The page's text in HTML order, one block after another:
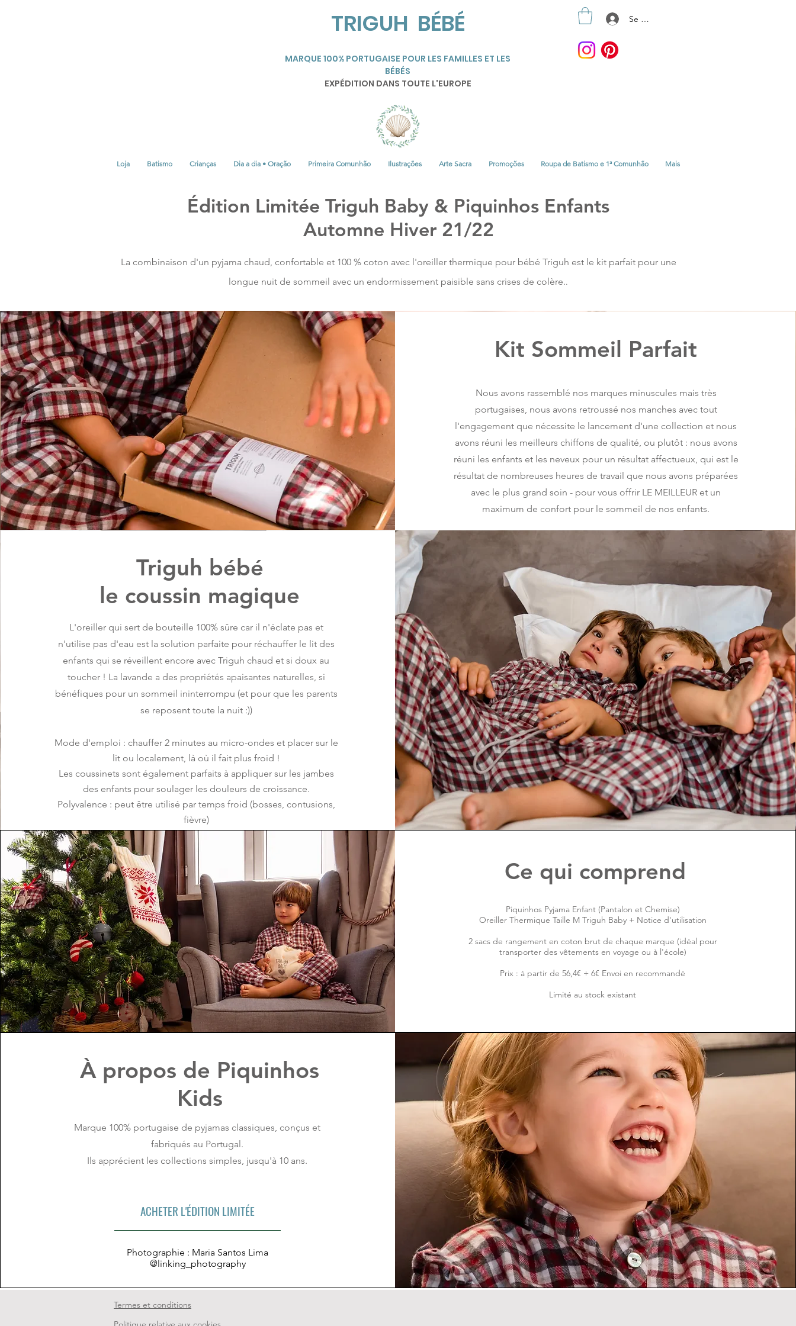
TRIGUH BÉBÉ
MARQUE 100% PORTUGAISE POUR LES FAMILLES ET LES
BÉBÉS
EXPÉDITION DANS TOUTE L'EUROPE
Se connecter
Loja Batismo Crianças Dia a dia • Oração Primeira Comunhão Ilustrações Arte Sacra Promoções Roupa de Batismo e 1ª Comunhão Mais
Édition Limitée Triguh Baby & Piquinhos Enfants
Automne Hiver 21/22
La combinaison d'un pyjama chaud, confortable et 100 % coton avec l'oreiller thermique pour bébé Triguh est le kit parfait pour une
longue nuit de sommeil avec un endormissement paisible sans crises de colère..
Kit Sommeil Parfait
Nous avons rassemblé nos marques minuscules mais très
portugaises, nous avons retroussé nos manches avec tout
l'engagement que nécessite le lancement d'une collection et nous
avons réuni les meilleurs chiffons de qualité, ou plutôt : nous avons
réuni les enfants et les neveux pour un résultat affectueux, qui est le
résultat de nombreuses heures de travail que nous avons préparées
avec le plus grand soin - pour vous offrir LE MEILLEUR et un
maximum de confort pour le sommeil de nos enfants.
Triguh bébé
le coussin magique
L'oreiller qui sert de bouteille 100% sûre car il n'éclate pas et
n'utilise pas d'eau est la solution parfaite pour réchauffer le lit des
enfants qui se réveillent encore avec Triguh chaud et si doux au
toucher ! La lavande a des propriétés apaisantes naturelles, si
bénéfiques pour un sommeil ininterrompu (et pour que les parents
se reposent toute la nuit :))
Mode d'emploi : chauffer 2 minutes au micro-ondes et placer sur le
lit ou localement, là où il fait plus froid !
Les coussinets sont également parfaits à appliquer sur les jambes
des enfants pour soulager les douleurs de croissance.
Polyvalence : peut être utilisé par temps froid (bosses, contusions,
fièvre)
Ce qui comprend
​Piquinhos Pyjama Enfant (Pantalon et Chemise)
Oreiller Thermique Taille M Triguh Baby + Notice d'utilisation
2 sacs de rangement en coton brut de chaque marque (idéal pour
transporter des vêtements en voyage ou à l'école)
Prix : à partir de 56,4€ + 6€ Envoi en recommandé
Limité au stock existant
À propos de Piquinhos
Kids
Marque 100% portugaise de pyjamas classiques, conçus et
fabriqués au Portugal.
Ils apprécient les collections simples, jusqu'à 10 ans.
ACHETER L'ÉDITION LIMITÉE
Photographie : Maria Santos Lima
@linking_photography
Termes et conditions